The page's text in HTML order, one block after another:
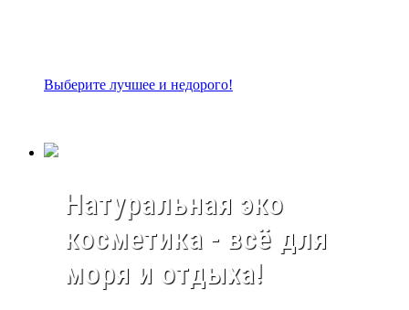
Выберите лучшее и недорого!
Натуральная эко
косметика - всё для
моря и отдыха!